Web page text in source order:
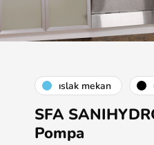
islak mekan
SFA
Pompa